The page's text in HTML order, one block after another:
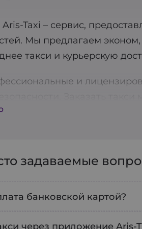
Taxi – сервис,
Мы предлагаем
такси и курьерскую
и
быстро и без лишних
доступна функция оплаты
все водители
задаваемые
банковской картой?
любой удобный
через приложение Aris-